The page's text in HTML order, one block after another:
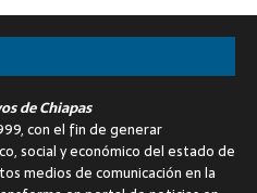
de Chiapas
con el fin de generar
social y económico del estado de
medios de comunicación en la